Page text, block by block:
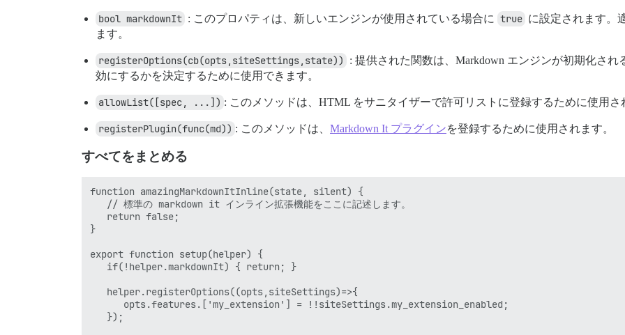
bool markdownIt : このプロパティは、新しいエンジンが使用されている場合に true に設定されます。
ます。
registerOptions(cb(opts,siteSettings,state))
: 提供された関数は、Markdown エンジンが初期化さ
効にするかを決定するために使用できます。
allowList([spec, ...]) : このメソッドは、HTML をサニタイザーで許可リストに登録するために使用さ
registerPlugin(func(md)) : このメソッドは、 Markdown It プラグインを登録するために使用されます。
すべてをまとめる
function amazingMarkdownItInline(state, silent) {
   // 標準の markdown it インライン拡張機能をここに記述します。
   return false;
}
export function setup(helper) {
   if(!helper.markdownIt) { return; }
   helper.registerOptions((opts,siteSettings)=>{
      opts.features.['my_extension'] = !!siteSettings.my_extension_enabled;
   });